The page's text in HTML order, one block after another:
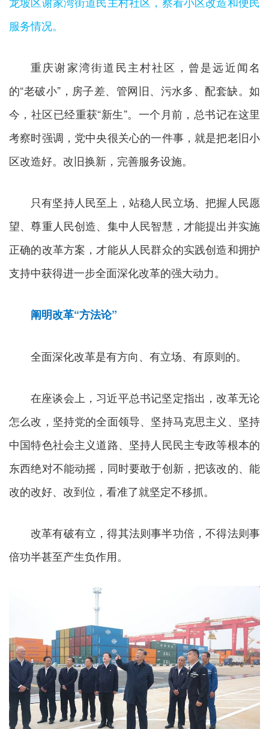
服务情况。
重庆谢家湾街道民主村社区，曾是远近闻名
的“老破小”，房子差、管网旧、污水多、配套缺。如
今，社区已经重获“新生”。一个月前，总书记在这里
考察时强调，党中央很关心的一件事，就是把老旧小
区改造好。改旧换新，完善服务设施。
只有坚持人民至上，站稳人民立场、把握人民愿
望、尊重人民创造、集中人民智慧，才能提出并实施
正确的改革方案，才能从人民群众的实践创造和拥护
支持中获得进一步全面深化改革的强大动力。
阐明改革“方法论”
全面深化改革是有方向、有立场、有原则的。
在座谈会上，习近平总书记坚定指出，改革无论
怎么改，坚持党的全面领导、坚持马克思主义、坚持
中国特色社会主义道路、坚持人民民主专政等根本的
东西绝对不能动摇，同时要敢于创新，把该改的、能
改的改好、改到位，看准了就坚定不移抓。
改革有破有立，得其法则事半功倍，不得法则事
倍功半甚至产生负作用。